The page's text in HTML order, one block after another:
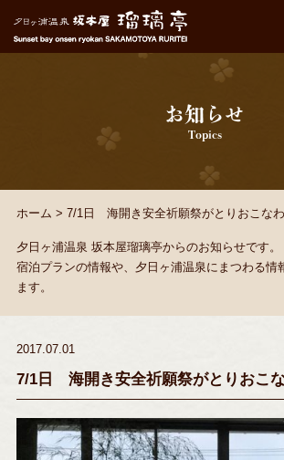
お知らせ
Topics
ホーム > 7/1日 海開き安全祈願祭がとりおこな
夕日ヶ浦温泉 坂本屋瑠璃亭からのお知らせです。
宿泊プランの情報や、夕日ヶ浦温泉にまつわる情
ます。
2017.07.01
7/1日 海開き安全祈願祭がとりおこ